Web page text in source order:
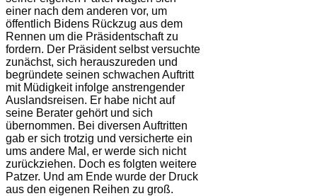
einer nach dem anderen vor, um
öffentlich Bidens Rückzug aus dem
Rennen um die Präsidentschaft zu
fordern. Der Präsident selbst versuchte
zunächst, sich herauszureden und
begründete seinen schwachen Auftritt
mit Müdigkeit infolge anstrengender
Auslandsreisen. Er habe nicht auf
seine Berater gehört und sich
übernommen. Bei diversen Auftritten
gab er sich trotzig und versicherte ein
ums andere Mal, er werde sich nicht
zurückziehen. Doch es folgten weitere
Patzer. Und am Ende wurde der Druck
aus den eigenen Reihen zu groß.